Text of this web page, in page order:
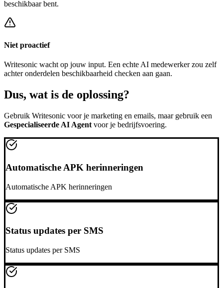
beschikbaar bent.
Niet proactief
Writesonic wacht op jouw input. Een echte AI medewerker zou zelf
achteronderdelen beschikbaarheid checken aan gaan.
Dus, wat is de oplossing?
Gebruik Writesonic voor je marketing en emails, maar gebruik een
Gespecialiseerde AI Agent voor je bedrijfsvoering.
Automatische APK herinneringen
Automatische APK herinneringen
Status updates per SMS
Status updates per SMS